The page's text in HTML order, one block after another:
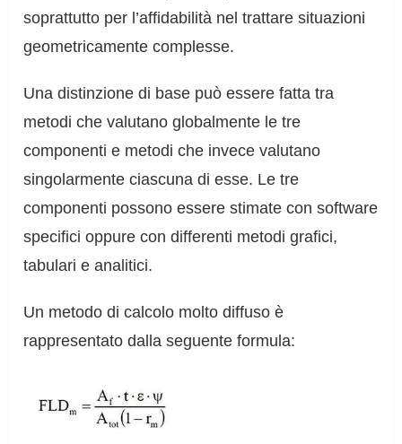
soprattutto per l’affidabilità nel trattare situazioni
geometricamente complesse.
Una distinzione di base può essere fatta tra
metodi che valutano globalmente le tre
componenti e metodi che invece valutano
singolarmente ciascuna di esse. Le tre
componenti possono essere stimate con software
specifici oppure con differenti metodi grafici,
tabulari e analitici.
Un metodo di calcolo molto diffuso è
rappresentato dalla seguente formula: